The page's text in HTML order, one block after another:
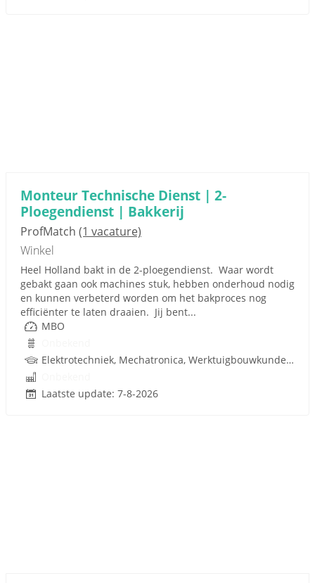
Monteur Technische Dienst | 2-
Ploegendienst | Bakkerij
ProfMatch (1 vacature)
Winkel
Heel Holland bakt in de 2-ploegendienst. Waar wordt
gebakt gaan ook machines stuk, hebben onderhoud nodig
en kunnen verbeterd worden om het bakproces nog
efficiënter te laten draaien. Jij bent...
MBO
Elektrotechniek, Mechatronica, Werktuigbouwkunde, Pneumatiek, Techniek
Laatste update: 7-8-2026